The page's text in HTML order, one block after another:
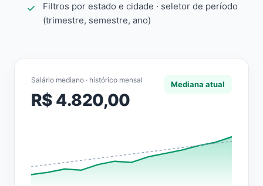
Filtros por estado e cidade · seletor de período
(trimestre, semestre, ano)
Salário mediano · histórico mensal
R$ 4.820,00
Mediana atual